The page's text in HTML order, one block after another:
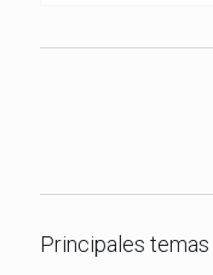
Principales temas